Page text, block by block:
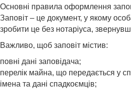
Основні правила оформлення
Заповіт – це документ, у якому
зробити це без нотаріуса,
Важливо, щоб заповіт містив:
повні дані заповідача;
перелік майна, що передається у
імена та дані спадкоємців;